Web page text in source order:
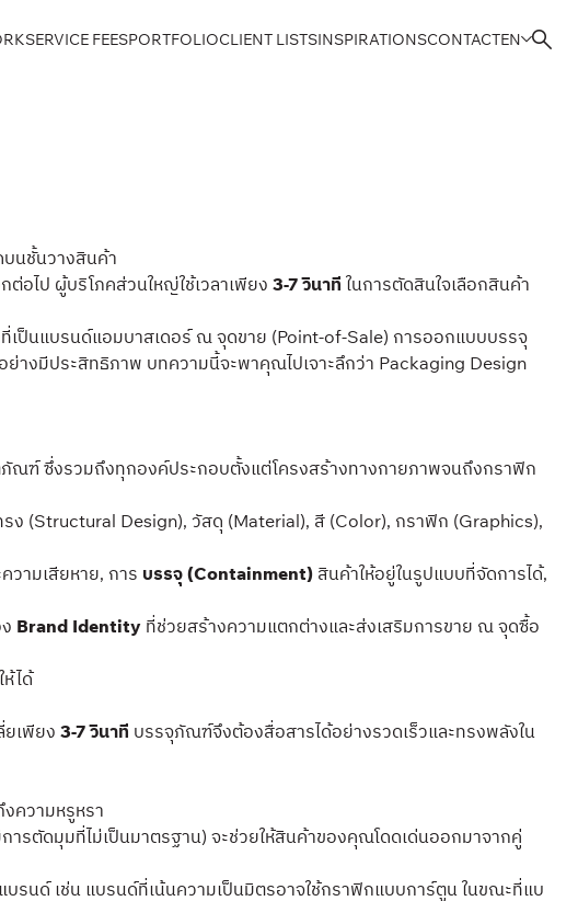
SERVICE FEESPORTFOLIOCLIENT LISTSINSPIRATIONSCONTACTEN
บนชั้นวางสินค้า
อไป ผู้บริโภคส่วนใหญ่ใช้เวลาเพียง 3-7 วินาที ในการตัดสินใจเลือกสินค้า
เป็นแบรนด์แอมบาสเดอร์ ณ จุดขาย (Point-of-Sale) การออกแบบบรรจุ
ย่างมีประสิทธิภาพ บทความนี้จะพาคุณไปเจาะลึกว่า Packaging Design
ฑ์ ซึ่งรวมถึงทุกองค์ประกอบตั้งแต่โครงสร้างทางกายภาพจนถึงกราฟิก
(Structural Design), วัสดุ (Material), สี (Color), กราฟิก (Graphics),
วามเสียหาย, การ บรรจุ (Containment) สินค้าให้อยู่ในรูปแบบที่จัดการได้,
Brand Identity ที่ช่วยสร้างความแตกต่างและส่งเสริมการขาย ณ จุดซื้อ
ได้
ยเพียง3-7 วินาที บรรจุภัณฑ์จึงต้องสื่อสารได้อย่างรวดเร็วและทรงพลังใน
ความหรูหรา
รตัดมุมที่ไม่เป็นมาตรฐาน) จะช่วยให้สินค้าของคุณโดดเด่นออกมาจากคู่
นด์ เช่น แบรนด์ที่เน้นความเป็นมิตรอาจใช้กราฟิกแบบการ์ตูน ในขณะที่แบ